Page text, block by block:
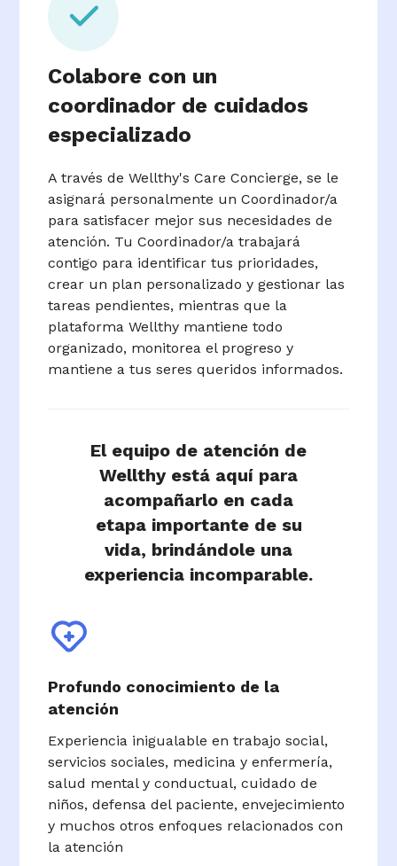
Colabore con un
coordinador de cuidados
especializado
A través de Wellthy's Care Concierge, se le
asignará personalmente un Coordinador/a
para satisfacer mejor sus necesidades de
atención. Tu Coordinador/a trabajará
contigo para identificar tus prioridades,
crear un plan personalizado y gestionar las
tareas pendientes, mientras que la
plataforma Wellthy mantiene todo
organizado, monitorea el progreso y
mantiene a tus seres queridos informados.
El equipo de atención de
Wellthy está aquí para
acompañarlo en cada
etapa importante de su
vida, brindándole una
experiencia incomparable.
Profundo conocimiento de la
atención
Experiencia inigualable en trabajo social,
servicios sociales, medicina y enfermería,
salud mental y conductual, cuidado de
niños, defensa del paciente, envejecimiento
y muchos otros enfoques relacionados con
la atención